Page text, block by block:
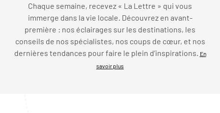
Chaque semaine, recevez « La Lettre » qui vous
immerge dans la vie locale. Découvrez en avant-
première : nos éclairages sur les destinations, les
conseils de nos spécialistes, nos coups de cœur, et nos
dernières tendances pour faire le plein d’inspirations.
En
savoir plus